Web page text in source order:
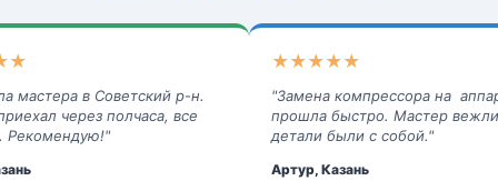
мастера в Советский р-н.
через полчаса, все
Рекомендую!"
★★★★★
"Замена компрессора на
прошла быстро. Мастер
детали были с собой."
Артур, Казань